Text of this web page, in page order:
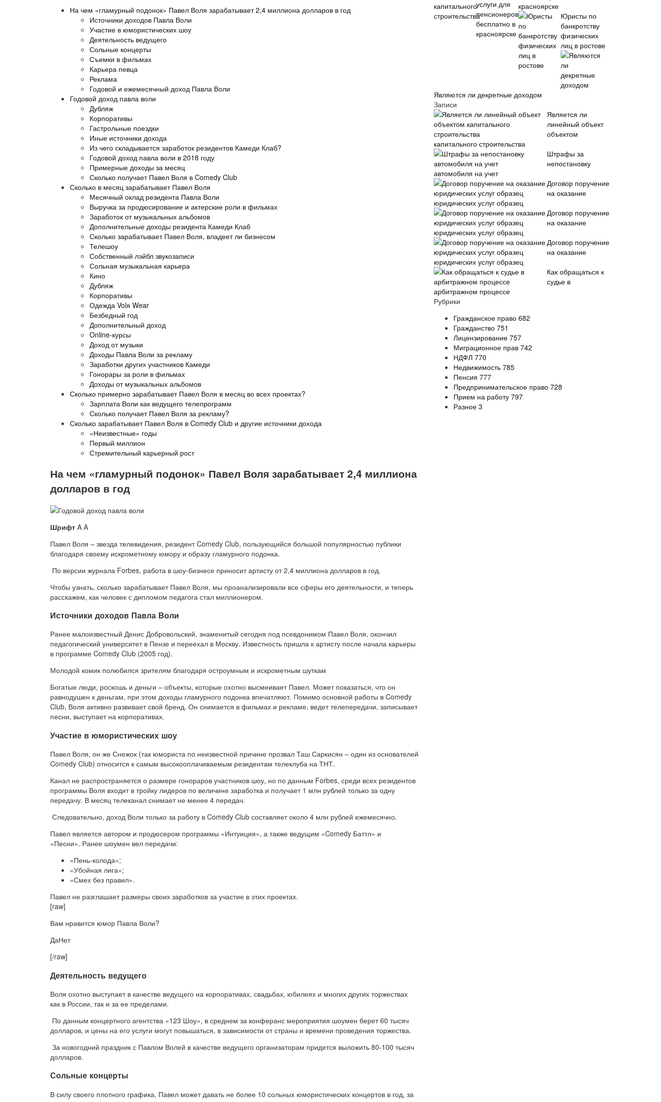
На чем «гламурный подонок» Павел Воля зарабатывает 2,4 миллиона долларов в год
Источники доходов Павла Воли
Участие в юмористических шоу
Деятельность ведущего
Сольные концерты
Съемки в фильмах
Карьера певца
Реклама
Годовой и ежемесячный доход Павла Воли
Годовой доход павла воли
Дубляж
Корпоративы
Гастрольные поездки
Иные источники дохода
Из чего складывается заработок резидентов Камеди Клаб?
Годовой доход павла воли в 2018 году
Примерные доходы за месяц
Сколько получает Павел Воля в Comedy Club
Сколько в месяц зарабатывает Павел Воля
Месячный оклад резидента Павла Воли
Выручка за продюсирование и актерские роли в фильмах
Заработок от музыкальных альбомов
Дополнительные доходы резидента Камеди Клаб
Сколько зарабатывает Павел Воля, владеет ли бизнесом
Телешоу
Собственный лэйбл звукозаписи
Сольная музыкальная карьера
Кино
Дубляж
Корпоративы
Одежда Volя Wear
Безбедный год
Дополнительный доход
Online-курсы
Доход от музыки
Доходы Павла Воли за рекламу
Заработки других участников Камеди
Гонорары за роли в фильмах
Доходы от музыкальных альбомов
Сколько примерно зарабатывает Павел Воля в месяц во всех проектах?
Зарплата Воли как ведущего телепрограмм
Сколько получает Павел Воля за рекламу?
Сколько зарабатывает Павел Воля в Comedy Club и другие источники дохода
«Неизвестные» годы
Первый миллион
Стремительный карьерный рост
На чем «гламурный подонок» Павел Воля зарабатывает 2,4 миллиона
долларов в год
Шрифт A A
Павел Воля – звезда телевидения, резидент Comedy Club, пользующийся большой популярностью публики
благодаря своему искрометному юмору и образу гламурного подонка.
По версии журнала Forbes, работа в шоу-бизнесе приносит артисту от 2,4 миллиона долларов в год.
Чтобы узнать, сколько зарабатывает Павел Воля, мы проанализировали все сферы его деятельности, и теперь
расскажем, как человек с дипломом педагога стал миллионером.
Источники доходов Павла Воли
Ранее малоизвестный Денис Добровольский, знаменитый сегодня под псевдонимом Павел Воля, окончил
педагогический университет в Пензе и переехал в Москву. Известность пришла к артисту после начала карьеры
в программе Comedy Club (2005 год).
Молодой комик полюбился зрителям благодаря остроумным и искрометным шуткам
Богатые люди, роскошь и деньги – объекты, которые охотно высмеивает Павел. Может показаться, что он
равнодушен к деньгам, при этом доходы гламурного подонка впечатляют. Помимо основной работы в Comedy
Club, Воля активно развивает свой бренд. Он снимается в фильмах и рекламе, ведет телепередачи, записывает
песни, выступает на корпоративах.
Участие в юмористических шоу
Павел Воля, он же Снежок (так юмориста по неизвестной причине прозвал Таш Саркисян – один из основателей
Comedy Club) относится к самым высокооплачиваемым резидентам телеклуба на ТНТ.
Канал не распространяется о размере гонораров участников шоу, но по данным Forbes, среди всех резидентов
программы Воля входит в тройку лидеров по величине заработка и получает 1 млн рублей только за одну
передачу. В месяц телеканал снимает не менее 4 передач.
Следовательно, доход Воли только за работу в Comedy Club составляет около 4 млн рублей ежемесячно.
Павел является автором и продюсером программы «Интуиция», а также ведущим «Comedy Баттл» и
«Песни». Ранее шоумен вел передачи:
«Пень-колода»;
«Убойная лига»;
«Смех без правил».
Павел не разглашает размеры своих заработков за участие в этих проектах.
[raw]
Вам нравится юмор Павла Воли?
ДаНет
[/raw]
Деятельность ведущего
Воля охотно выступает в качестве ведущего на корпоративах, свадьбах, юбилеях и многих других торжествах
как в России, так и за ее пределами.
По данным концертного агентства «123 Шоу», в среднем за конферанс мероприятия шоумен берет 60 тысяч
долларов, и цены на его услуги могут повышаться, в зависимости от страны и времени проведения торжества.
За новогодний праздник с Павлом Волей в качестве ведущего организаторам придется выложить 80-100 тысяч
долларов.
Сольные концерты
В силу своего плотного графика, Павел может давать не более 10 сольных юмористических концертов в год, за
красноярске
Юристы по
банкротству
физических
лиц в ростове
Являются ли декретные доходом
Записи
Является ли
линейный объект
объектом
капитального строительства
Штрафы за
непостановку
автомобиля на учет
Договор поручение
на оказание
юридических услуг образец
Договор поручение
на оказание
юридических услуг образец
Договор поручение
на оказание
юридических услуг образец
Как обращаться к
судье в
арбитражном процессе
Рубрики
Гражданское право 682
Гражданство 751
Лицензирование 757
Миграционное прав 742
НДФЛ 770
Недвижимость 785
Пенсия 777
Предпринимательское право 728
Прием на работу 797
Разное 3